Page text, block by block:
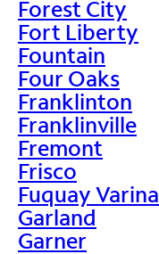
Forest City
Fort Liberty
Fountain
Four Oaks
Franklinton
Franklinville
Fremont
Frisco
Fuquay Varina
Garland
Garner